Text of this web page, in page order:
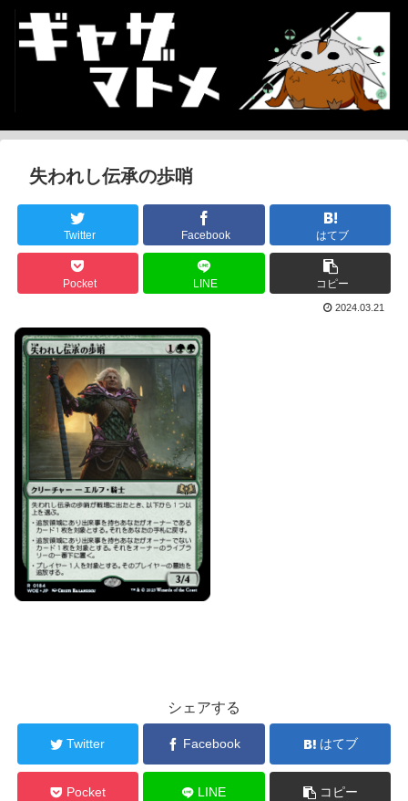
失われし伝承の歩哨
Twitter Facebook はてブ
Pocket LINE コピー
2024.03.21
シェアする
Twitter Facebook はてブ
Pocket LINE コピー